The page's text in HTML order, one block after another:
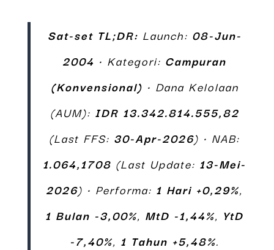
Sat-set TL;DR: Launch: 08-Jun-
2004 • Kategori: Campuran
(Konvensional) • Dana Kelolaan
(AUM): IDR 13.342.814.555,82
(Last FFS: 30-Apr-2026) • NAB:
1.064,1708 (Last Update: 13-Mei-
2026) • Performa: 1 Hari +0,29%,
1 Bulan -3,00%, MtD -1,44%, YtD
-7,40%, 1 Tahun +5,48%.